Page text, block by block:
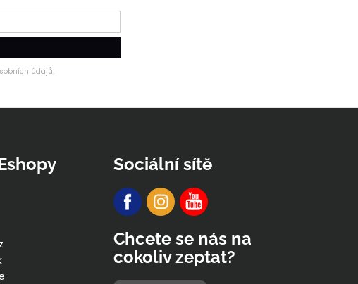
údajů.
Sociální sítě
Chcete se nás na
cokoliv zeptat?